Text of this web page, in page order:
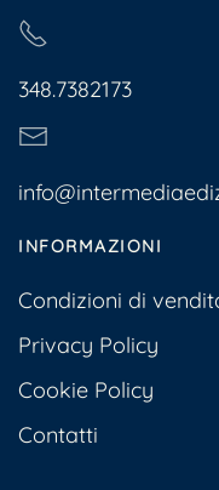
348.7382173
INFORMAZIONI
Condizioni di
Privacy Policy
Cookie Policy
Contatti